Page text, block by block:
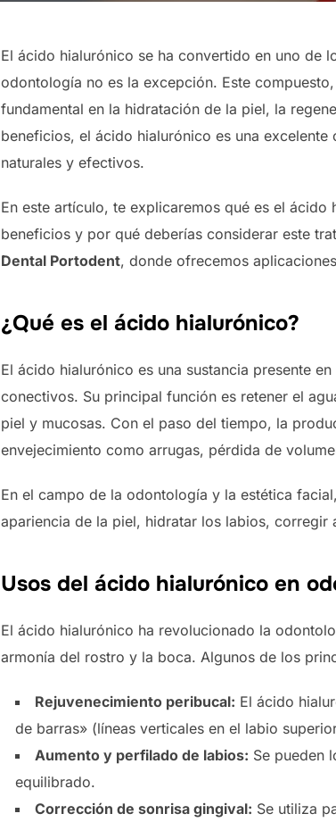
El ácido hialurónico se ha convertido en uno de
odontología no es la excepción. Este
fundamental en la hidratación de la piel, la
beneficios, el ácido hialurónico es una
naturales y efectivos.
En este artículo, te explicaremos qué es el
beneficios y por qué deberías considerar este
Dental Portodent, donde ofrecemos
¿Qué es el ácido hialurónico?
El ácido hialurónico es una sustancia presente
conectivos. Su principal función es retener el
piel y mucosas. Con el paso del tiempo, la
envejecimiento como arrugas, pérdida de
En el campo de la odontología y la estética
apariencia de la piel, hidratar los labios, corregir
Usos del ácido hialurónico en
El ácido hialurónico ha revolucionado la
armonía del rostro y la boca. Algunos de los
Rejuvenecimiento peribucal: El ácido
de barras» (líneas verticales en el labio
Aumento y perfilado de labios: Se pueden
equilibrado.
Corrección de sonrisa gingival: Se utiliza